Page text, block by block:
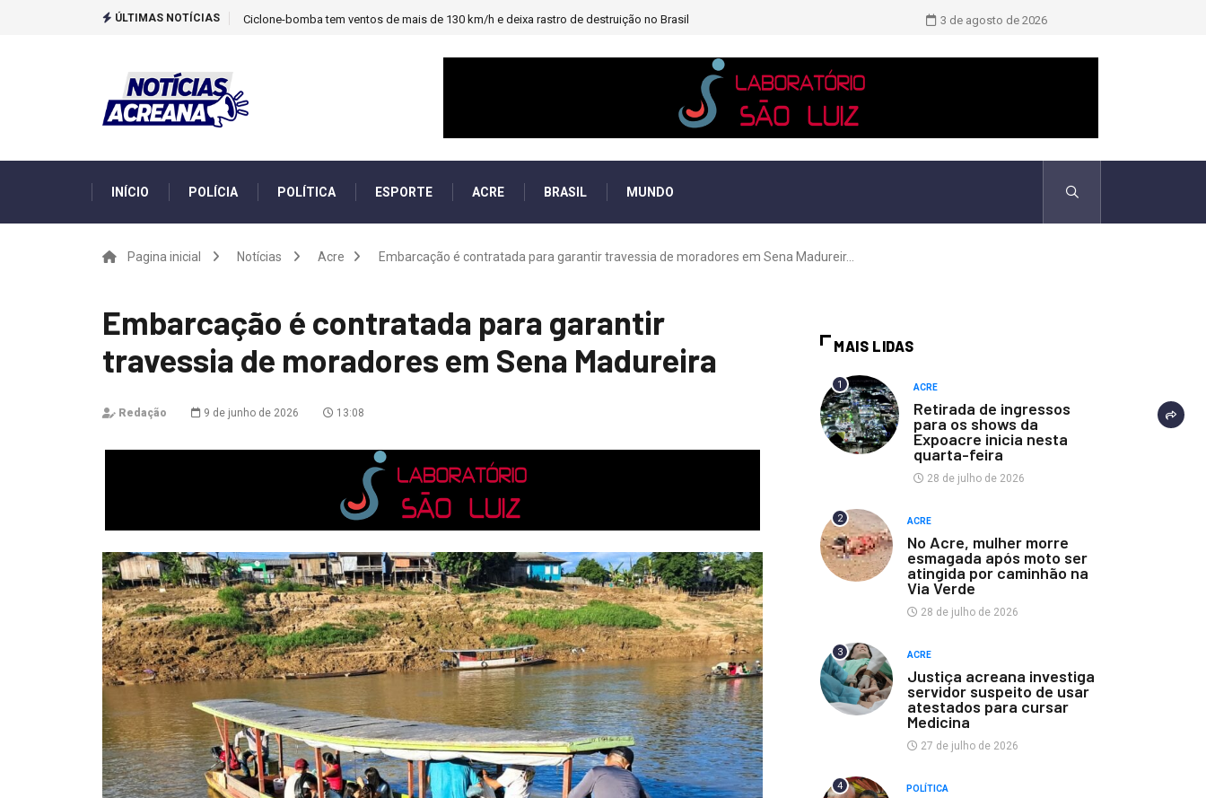
ÚLTIMAS NOTÍCIAS Ciclone-bomba tem ventos de mais de 130 km/h e deixa rastro de destruição no Brasil TCU identificou desvios de dinheiro
3 de agosto de 2026
INÍCIO POLÍCIA POLÍTICA ESPORTE ACRE BRASIL MUNDO
Pagina inicial Notícias Acre Embarcação é contratada para garantir travessia de moradores em Sena Madureir...
Embarcação é contratada para garantir
travessia de moradores em Sena Madureira
Redação 9 de junho de 2026 13:08
MAIS LIDAS
1 ACRE
Retirada de ingressos
para os shows da
Expoacre inicia nesta
quarta-feira
28 de julho de 2026
2 ACRE
No Acre, mulher morre
esmagada após moto ser
atingida por caminhão na
Via Verde
28 de julho de 2026
3 ACRE
Justiça acreana investiga
servidor suspeito de usar
atestados para cursar
Medicina
27 de julho de 2026
4 POLÍTICA